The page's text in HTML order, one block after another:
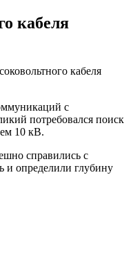
кабеля
кабеля
с
потребовался поиск
10 кВ.
справились с
и определили глубину